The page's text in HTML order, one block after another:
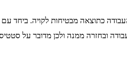
כתוצאה מבטיחות לקויה. ביחד
ובחזרה ממנה ולכן מדובר על